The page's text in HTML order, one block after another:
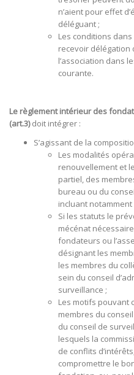
n’aient pour effet
déléguant ;
Les conditions
recevoir
l’association dans
courante.
Le règlement intérieur des
(art.3)doit intégrer :
S’agissant de la
Les modalités
renouvellement et
partiel, des
bureau ou du
incluant
Si les statuts le
mécénat
fondateurs ou
désignant les
les membres du
sein du conseil
surveillance ;
Les motifs pouvant
membres du
du conseil de
lesquels la
de conflits
compromettre le